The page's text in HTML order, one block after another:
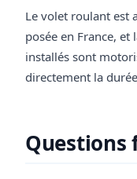
Le volet roulant est
posée en France,
installés sont
directement la
Questions